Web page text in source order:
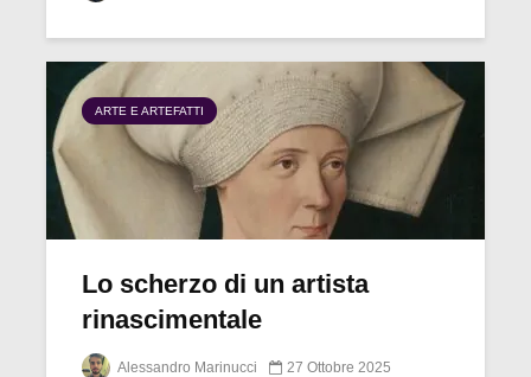
ARTE E ARTEFATTI
Lo scherzo di un artista
rinascimentale
Alessandro Marinucci 27 Ottobre 2025